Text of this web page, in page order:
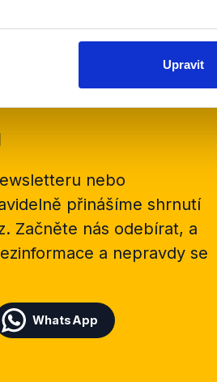
Upravit
OVĚŘENO
Číst dál
nebo
přinášíme shrnutí
Začněte nás odebírat, a
a nepravdy se
WhatsApp